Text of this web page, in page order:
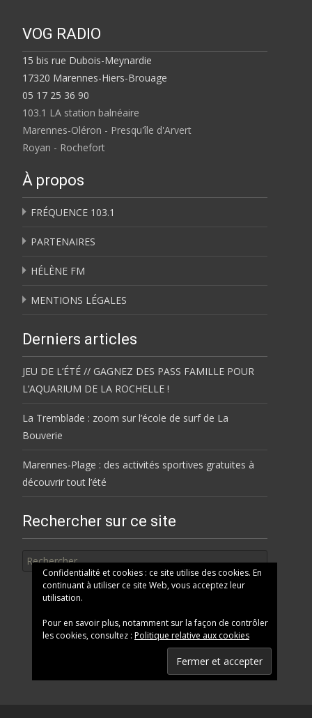
VOG RADIO
15 bis rue Dubois-Meynardie
17320 Marennes-Hiers-Brouage
05 17 25 36 90
103.1 LA station balnéaire
Marennes-Oléron - Presqu'île d'Arvert
Royan - Rochefort
À propos
FRÉQUENCE 103.1
PARTENAIRES
HÉLÈNE FM
MENTIONS LÉGALES
Derniers articles
JEU DE L’ÉTÉ // GAGNEZ DES PASS FAMILLE POUR
L’AQUARIUM DE LA ROCHELLE !
La Tremblade : zoom sur l’école de surf de La
Bouverie
Marennes-Plage : des activités sportives gratuites à
découvrir tout l’été
Rechercher sur ce site
Confidentialité et cookies : ce site utilise des cookies. En
continuant à utiliser ce site Web, vous acceptez leur
utilisation.
Pour en savoir plus, notamment sur la façon de contrôler
les cookies, consultez : Politique relative aux cookies